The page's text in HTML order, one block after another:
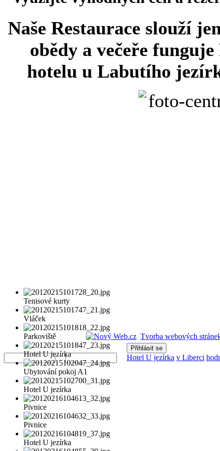
Naše Restaurace slouží
obědy a večeře
hotelu u Labutího
Tenisové kurty
Vláček
Parkoviště
Hotel U jezírka
Ubytování pokoj A1
Hotel U jezírka
Pivnice
Pivnice
Hotel U jezírka
Tvorba webových
Uživatelské
jméno
Heslo
Hotel U jezírka v Liberci